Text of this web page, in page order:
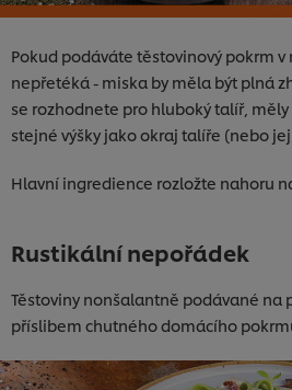
Pokud podáváte těstovinový pokrm v
nepřetéká - miska by měla být plná
se rozhodnete pro hluboký talíř,
stejné výšky jako okraj talíře (nebo
Hlavní ingredience rozložte nahoru
Rustikální nepořádek
Těstoviny nonšalantně podávané na
příslibem chutného domácího